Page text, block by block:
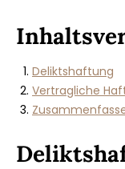
Deliktshaftung
Vertragliche